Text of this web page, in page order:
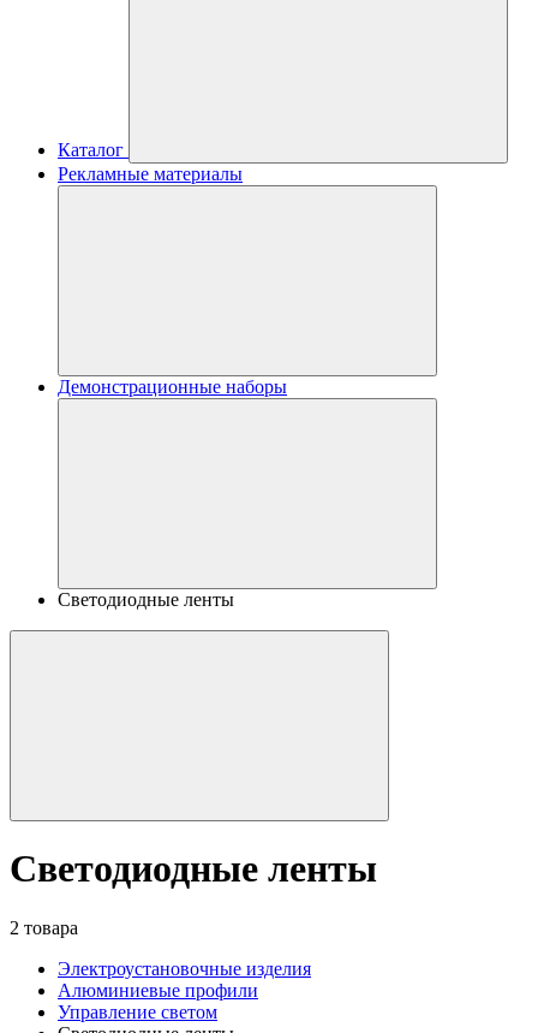
Каталог
Рекламные материалы
Демонстрационные наборы
Светодиодные ленты
Светодиодные ленты
2 товара
Электроустановочные изделия
Алюминиевые профили
Управление светом